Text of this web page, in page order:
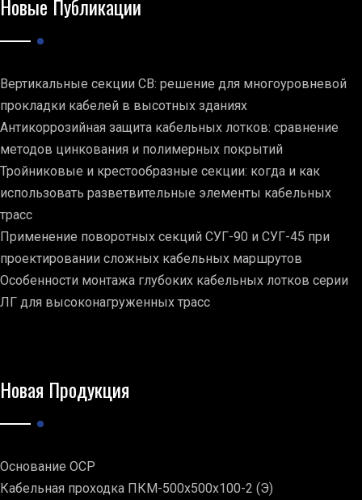
Новые Публикации
Вертикальные секции СВ: решение для многоуровневой
прокладки кабелей в высотных зданиях
Антикоррозийная защита кабельных лотков: сравнение
методов цинкования и полимерных покрытий
Тройниковые и крестообразные секции: когда и как
использовать разветвительные элементы кабельных
трасс
Применение поворотных секций СУГ-90 и СУГ-45 при
проектировании сложных кабельных маршрутов
Особенности монтажа глубоких кабельных лотков серии
ЛГ для высоконагруженных трасс
Новая Продукция
Основание ОСР
Кабельная проходка ПКМ-500х500х100-2 (Э)